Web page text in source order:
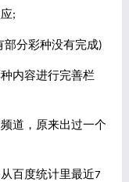
;
部分彩种没有完成)
内容进行完善栏
道，原来出过一个
百度统计里最近7